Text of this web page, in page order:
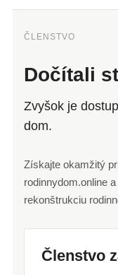
ČLENSTVO
Dočítali
Zvyšok je
dom.
Získajte okamžitý
rodinnydom.online
rekonštrukciu
Členstvo